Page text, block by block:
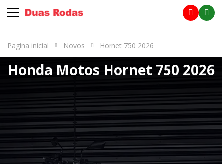
Pagina inicial Novos Hornet 750 2026
Honda Motos Hornet 750 2026